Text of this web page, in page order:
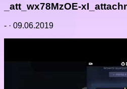
_att_wx78MzOE-
- · 09.06.2019